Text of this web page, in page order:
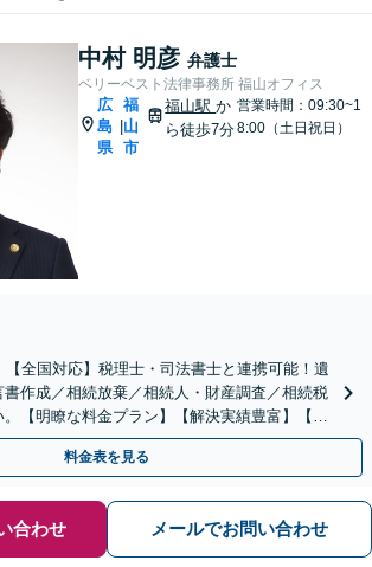
中村 明彦 弁護士
ベリーベスト法律事務所 福山オフィス
広
島
県
福
山
市
福山駅か
ら徒歩7分
営業時間：09:30~1
8:00（土日祝日）
【全国対応】税理士・司法書士と連携可能！遺
作成／相続放棄／相続人・財産調査／相続税
【明瞭な料金プラン】【解決実績豊富】【電
料金表を見る
合わせ メールでお問い合わせ